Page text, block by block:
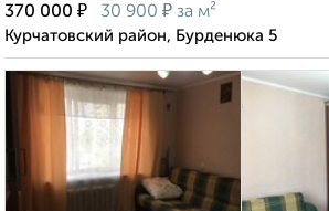
370 000 ₽ 30 900 ₽ за м²
Курчатовский район, Бурденюка 5